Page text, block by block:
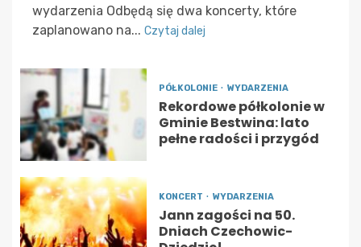
wydarzenia Odbędą się dwa koncerty, które
zaplanowano na... Czytaj dalej
PÓŁKOLONIE WYDARZENIA
Rekordowe półkolonie w
Gminie Bestwina: lato
pełne radości i przygód
KONCERT WYDARZENIA
Jann zagości na 50.
Dniach Czechowic-